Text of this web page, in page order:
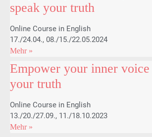
speak your truth
Online Course in English
17./24.04., 08./15./22.05.2024
Mehr »
Empower your inner voice
your truth
Online Course in English
13./20./27.09., 11./18.10.2023
Mehr »